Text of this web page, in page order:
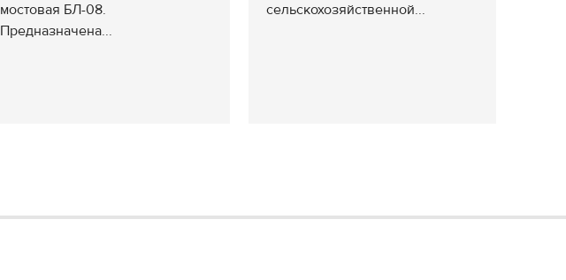
мостовая БЛ-08.
Предназначена...
сельскохозяйственной...